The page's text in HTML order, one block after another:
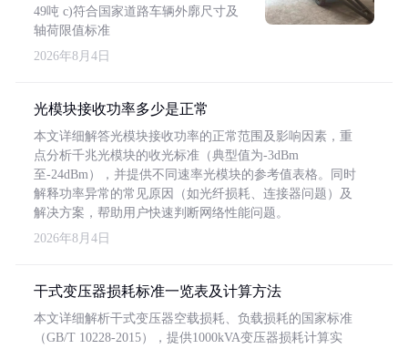
49吨 c)符合国家道路车辆外廓尺寸及
轴荷限值标准
2026年8月4日
光模块接收功率多少是正常
本文详细解答光模块接收功率的正常范围及影响因素，重
点分析千兆光模块的收光标准（典型值为-3dBm
至-24dBm），并提供不同速率光模块的参考值表格。同时
解释功率异常的常见原因（如光纤损耗、连接器问题）及
解决方案，帮助用户快速判断网络性能问题。
2026年8月4日
干式变压器损耗标准一览表及计算方法
本文详细解析干式变压器空载损耗、负载损耗的国家标准
（GB/T 10228-2015），提供1000kVA变压器损耗计算实